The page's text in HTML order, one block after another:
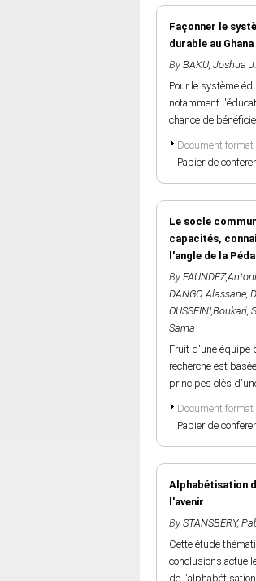
Façonner le
durable au Ghana
By BAKU, Joshua
Pour le système
notamment
chance de
Document format
Papier de
Le socle
capacités,
l'angle de la
By
DANGO, Alassane,
OUSSEINI,Boukari,
Sama
Fruit d'une équipe
recherche est
principes clés
Document format
Papier de
Alphabétisation
l'avenir
By STANSBERY,
Cette étude
conclusions
de l'alphabétisation